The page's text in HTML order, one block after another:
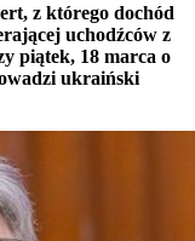
z którego dochód
uchodźców z
piątek, 18 marca o
ukraiński